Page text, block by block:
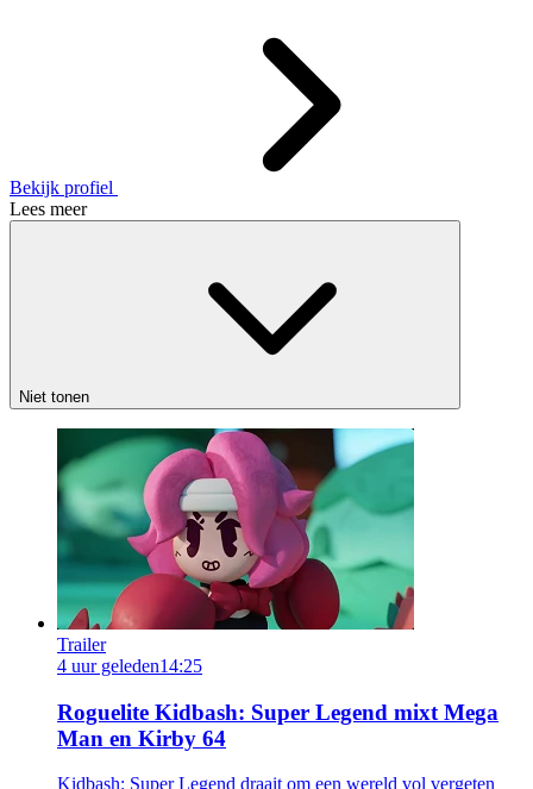
Bekijk profiel
Lees meer
Niet tonen
Trailer
4 uur geleden14:25
Roguelite Kidbash: Super Legend mixt Mega
Man en Kirby 64
Kidbash: Super Legend draait om een wereld vol vergeten